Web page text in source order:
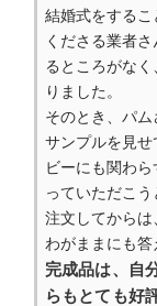
結婚式をする
くださる業者
るところがな
りました。
そのとき、パ
サンプルを見
ビーにも関わ
っていただこう
注文してから
わがままにも答
完成品は、自
らもとても好